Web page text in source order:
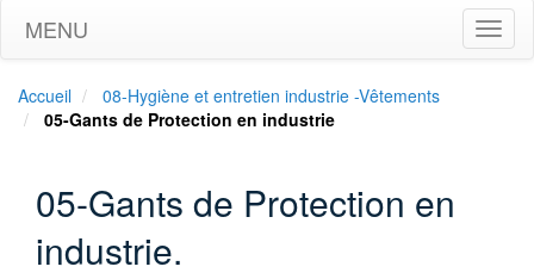
Toggle
MENU
Accueil
08-Hygiène et entretien industrie -Vêtements
05-Gants de Protection en industrie
05-Gants de Protection en
industrie.